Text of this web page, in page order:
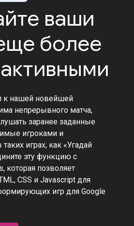
ваши
более
к нашей новейшей
непрерывного матча,
заранее заданные
игроками и
играх, как «Угадай
эту функцию с
которая позволяет
CSS и Javascript для
игр для Google